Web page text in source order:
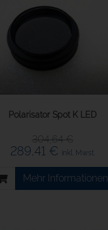
Polarisator Spot K LED
304,64 €
289,41 € inkl. Mwst.
Mehr Informationen